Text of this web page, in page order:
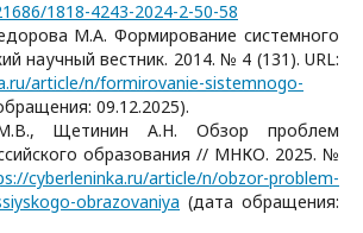
1818-4243-2024-2-50-58
М.А. Формирование системного
научный вестник. 2014. № 4 (131). URL:
article/n/formirovanie-sistemnogo-
09.12.2025).
Щетинин А.Н. Обзор проблем
образования // МНКО. 2025. №
cyberleninka.ru/article/n/obzor-problem-
obrazovaniya (дата обращения: